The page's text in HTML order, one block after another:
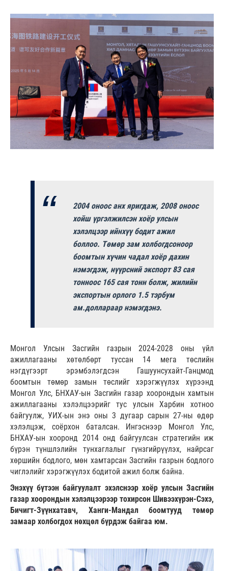
2004 оноос анх яригдаж, 2008 оноос
хойш үргэлжилсэн хоёр улсын
хэлэлцээр ийнхүү бодит ажил
боллоо. Төмөр зам холбогдсоноор
боомтын хүчин чадал хоёр дахин
нэмэгдэж, нүүрсний экспорт 83 сая
тонноос 165 сая тонн болж, жилийн
экспортын орлого 1.5 тэрбум
ам.доллараар нэмэгдэнэ.
Монгол Улсын Засгийн газрын 2024-2028 оны үйл
ажиллагааны хөтөлбөрт туссан 14 мега төслийн
нэгдүгээрт эрэмбэлэгдсэн Гашуунсухайт-Ганцмод
боомтын төмөр замын төслийг хэрэгжүүлэх хүрээнд
Монгол Улс, БНХАУ-ын Засгийн газар хоорондын хамтын
ажиллагааны хэлэлцээрийг тус улсын Харбин хотноо
байгуулж, УИХ-ын энэ оны 3 дугаар сарын 27-ны өдөр
хэлэлцэж, соёрхон баталсан. Ингэснээр Монгол Улс,
БНХАУ-ын хооронд 2014 онд байгуулсан стратегийн иж
бүрэн түншлэлийн тунхаглалыг гүнзгийрүүлэх, найрсаг
хөршийн бодлого, мөн хамтарсан Засгийн газрын бодлого
чиглэлийг хэрэгжүүлэх бодитой ажил болж байна.
Энэхүү бүтээн байгуулалт эхэлснээр хоёр улсын Засгийн
газар хоорондын хэлэлцээрээр тохирсон Шивээхүрэн-Сэхэ,
Бичигт-Зүүнхатавч, Ханги-Мандал боомтууд төмөр
замаар холбогдох нөхцөл бүрдэж байгаа юм.